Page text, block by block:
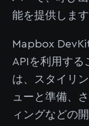
能を提供します
Mapbox
APIを利用する
は、スタイリ
ューと準備、
ィングなどの